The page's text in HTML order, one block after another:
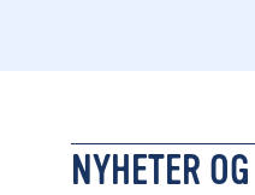
NYHETER